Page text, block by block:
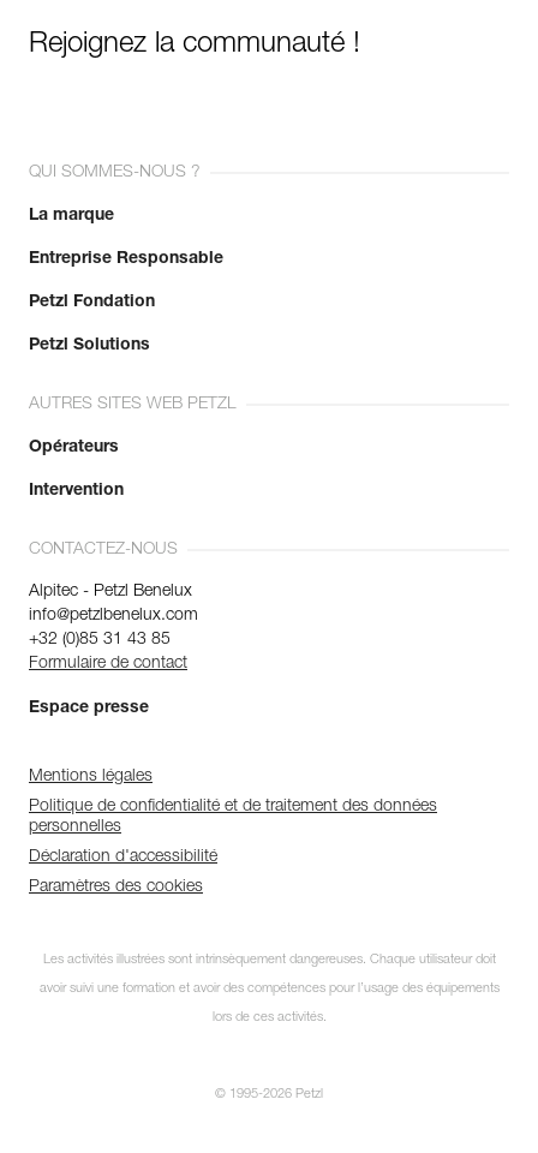
Rejoignez la communauté !
QUI SOMMES-NOUS ?
La marque
Entreprise Responsable
Petzl Fondation
Petzl Solutions
AUTRES SITES WEB PETZL
Opérateurs
Intervention
CONTACTEZ-NOUS
Alpitec - Petzl Benelux
info@petzlbenelux.com
+32 (0)85 31 43 85
Formulaire de contact
Espace presse
Mentions légales
Politique de confidentialité et de traitement des données
personnelles
Déclaration d'accessibilité
Paramètres des cookies
Les activités illustrées sont intrinsèquement dangereuses. Chaque utilisateur doit
avoir suivi une formation et avoir des compétences pour l’usage des équipements
lors de ces activités.
© 1995-2026 Petzl